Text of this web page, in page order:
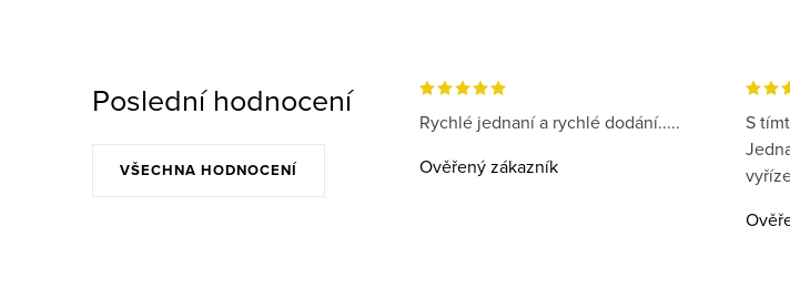
Poslední hodnocení
VŠECHNA HODNOCENÍ
Rychlé jednaní a rychlé dodání.....
Ověřený zákazník
S